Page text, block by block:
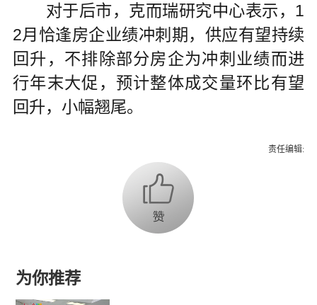
对于后市，克而瑞研究中心表示，1
2月恰逢房企业绩冲刺期，供应有望持续
回升，不排除部分房企为冲刺业绩而进
行年末大促，预计整体成交量环比有望
回升，小幅翘尾。
责任编辑:
为你推荐